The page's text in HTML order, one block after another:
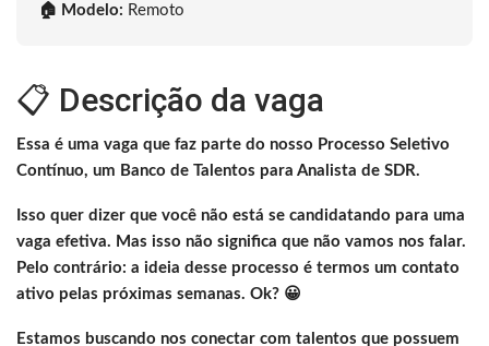
🏠 Modelo: Remoto
📋 Descrição da vaga
Essa é uma vaga que faz parte do nosso Processo Seletivo
Contínuo, um Banco de Talentos para Analista de SDR.
Isso quer dizer que você não está se candidatando para uma
vaga efetiva. Mas isso não significa que não vamos nos falar.
Pelo contrário: a ideia desse processo é termos um contato
ativo pelas próximas semanas. Ok? 😀
Estamos buscando nos conectar com talentos que possuem